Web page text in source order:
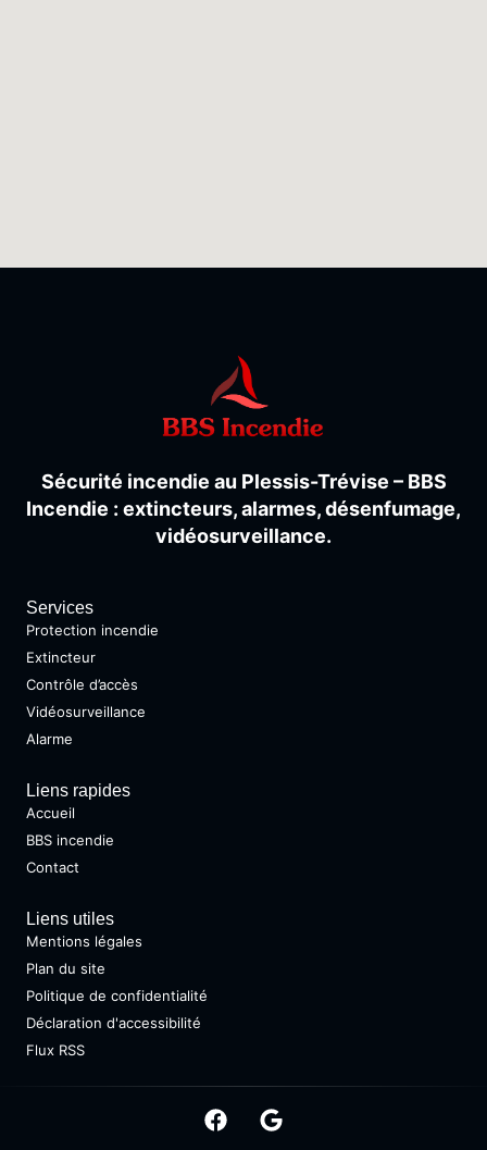
Sécurité incendie au Plessis-Trévise – BBS
Incendie : extincteurs,alarmes,désenfumage,
vidéosurveillance.
Services
Protection incendie
Extincteur
Contrôle d’accès
Vidéosurveillance
Alarme
Liens rapides
Accueil
BBS incendie
Contact
Liens utiles
Mentions légales
Plan du site
Politique de confidentialité
Déclaration d'accessibilité
Flux RSS